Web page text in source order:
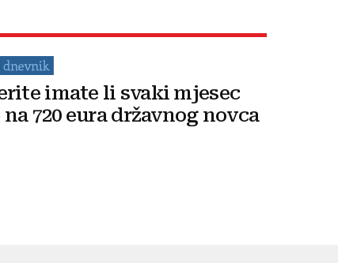
imate li svaki mjesec
720 eura državnog novca